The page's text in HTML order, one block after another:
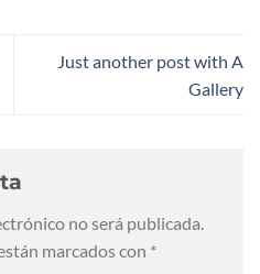
Just another post with A
Gallery
no será publicada.
marcados con *